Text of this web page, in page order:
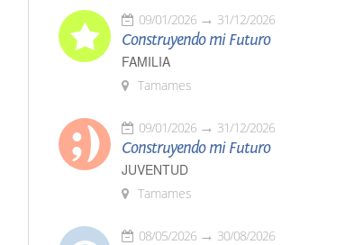
09/01/2026 31/12/2026
Construyendo mi Futuro
FAMILIA
Tamames
09/01/2026 31/12/2026
Construyendo mi Futuro
JUVENTUD
Tamames
08/05/2026 30/08/2026